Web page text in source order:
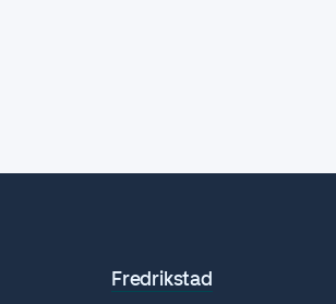
Fredrikstad